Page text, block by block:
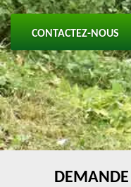
CONTACTEZ-NOUS
DEMANDE